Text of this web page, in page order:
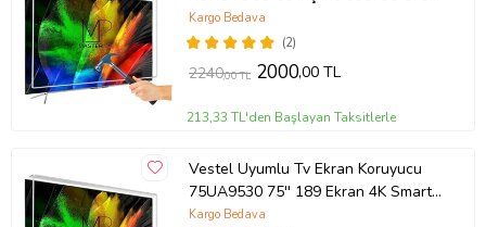
TCL QLED 4K TV
(2)
Kargo Bedava
2240,00 TL 2000,00 TL
213,33 TL'den Başlayan Taksitlerle
Vestel Uyumlu Tv Ekran Koruyucu
75UA9530 75'' 189 Ekran 4K Smart
Android TV
Kargo Bedava